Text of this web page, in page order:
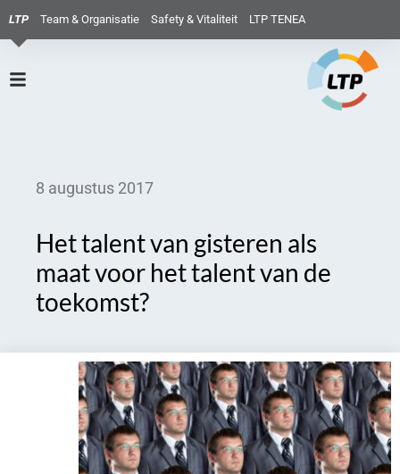
LTP Team & Organisatie Safety & Vitaliteit LTP TENEA
8 augustus 2017
Het talent van gisteren als
maat voor het talent van de
toekomst?